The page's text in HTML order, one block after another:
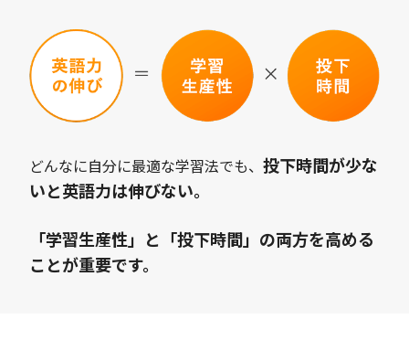
どんなに自分に最適な学習法でも、 投下時間が少な
いと英語力は伸びない。
「学習生産性」と「投下時間」の両方を高める
ことが重要です。